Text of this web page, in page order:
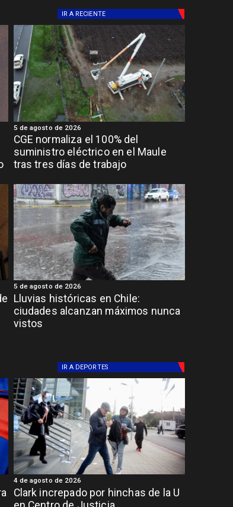
IR A RECIENTE
CGE normaliza el 100% del
suministro eléctrico en el Maule
tras tres días de trabajo
5 de agosto de 2026
Lluvias históricas en Chile:
ciudades alcanzan máximos nunca
vistos
5 de agosto de 2026
IR A DEPORTES
Clark increpado por hinchas de la U
4 de agosto de 2026